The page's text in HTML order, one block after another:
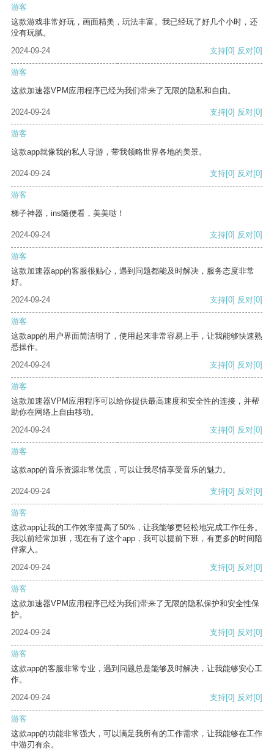
游客
这款游戏非常好玩，画面精美，玩法丰富。我已经玩了好几个小时，还
没有玩腻。
2024-09-24
支持[0] 反对[0]
游客
这款加速器VPM应用程序已经为我们带来了无限的隐私和自由。
2024-09-24 支持[0] 反对[0]
游客
这款app就像我的私人导游，带我领略世界各地的美景。
2024-09-24 支持[0] 反对[0]
游客
梯子神器，ins随便看，美美哒！
2024-09-24 支持[0] 反对[0]
游客
这款加速器app的客服很贴心，遇到问题都能及时解决，服务态度非常
好。
2024-09-24
支持[0] 反对[0]
游客
这款app的用户界面简洁明了，使用起来非常容易上手，让我能够快速熟
悉操作。
2024-09-24
支持[0] 反对[0]
游客
这款加速器VPM应用程序可以给你提供最高速度和安全性的连接，并帮
助你在网络上自由移动。
2024-09-24
支持[0] 反对[0]
游客
这款app的音乐资源非常优质，可以让我尽情享受音乐的魅力。
2024-09-24 支持[0] 反对[0]
游客
这款app让我的工作效率提高了50%，让我能够更轻松地完成工作任务。
我以前经常加班，现在有了这个app，我可以提前下班，有更多的时间陪
伴家人。
2024-09-24
支持[0] 反对[0]
游客
这款加速器VPM应用程序已经为我们带来了无限的隐私保护和安全性保
护。
2024-09-24
支持[0] 反对[0]
游客
这款app的客服非常专业，遇到问题总是能够及时解决，让我能够安心工
作。
2024-09-24
支持[0] 反对[0]
游客
这款app的功能非常强大，可以满足我所有的工作需求，让我能够在工作
中游刃有余。